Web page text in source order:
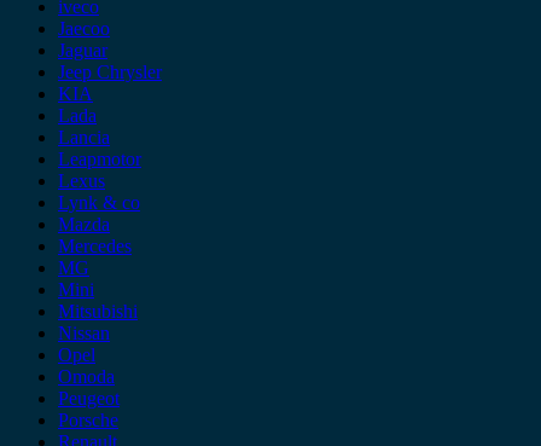
iveco
Jaecoo
Jaguar
Jeep Chrysler
KIA
Lada
Lancia
Leapmotor
Lexus
Lynk & co
Mazda
Mercedes
MG
Mini
Mitsubishi
Nissan
Opel
Omoda
Peugeot
Porsche
Renault